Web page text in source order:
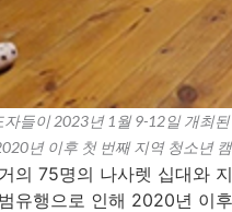
들이 2023년 1월 9-12일 개최
년 이후 첫 번째 지역 청소년
의 75명의 나사렛 십대와
범유행으로 인해 2020년 이